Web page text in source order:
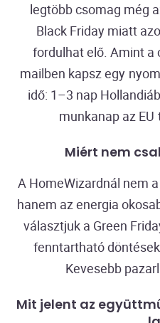
legtöbb csomag még
Black Friday miatt
fordulhat elő. Amint a
mailben kapsz egy
idő: 1–3 nap
munkanap az
Miért nem
A HomeWizardnál nem
hanem az energia
választjuk a Green
fenntartható
Kevesebb
Mit jelent az